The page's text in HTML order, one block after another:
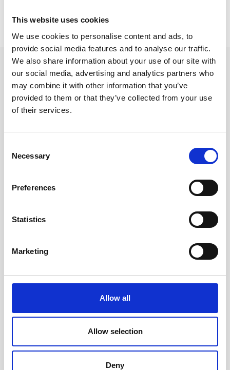
This website uses cookies
We use cookies to personalise content and ads, to
provide social media features and to analyse our traffic.
We also share information about your use of our site with
our social media, advertising and analytics partners who
may combine it with other information that you’ve
provided to them or that they’ve collected from your use
of their services.
Selection
Necessary
Preferences
Statistics
Marketing
Allow all
Allow selection
Deny
Prishistorik
Lägsta pris senaste 30 dagarna är 12 kr (2026-08-06)
Andra tittade även på
Plastregister A4 1-20 vit
Köp
Pappersregister A4 A-Ö
Köp
Andra köpte även